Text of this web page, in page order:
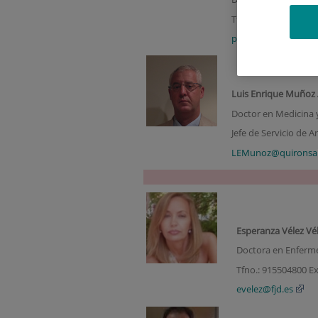
Tfno.: 915504800
Luis Enrique Muñoz
Doctor en Medicina
Jefe de Servicio de
Esperanza Vélez
Doctora en
Tfno.: 915504800
evelez@fjd.es